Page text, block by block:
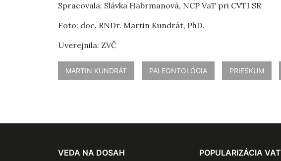
Spracovala: Slávka Habrmanová, NCP VaT pri CVTI SR
Foto: doc. RNDr. Martin Kundrát, PhD.
Uverejnila: ZVČ
MARTIN KUNDRÁT PALEONTOLÓGIA PRIESKUM
VEDA NA DOSAH POPULARIZÁCIA VAT